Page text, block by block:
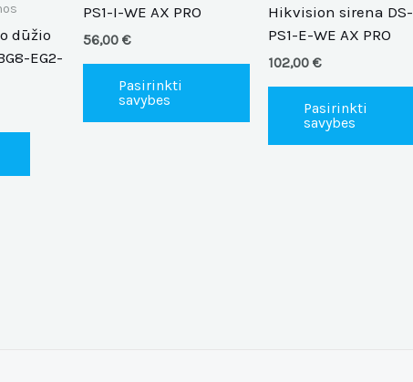
dūžio
EG2-
PS1-I-WE AX PRO
56,00 €
Pasirinkti
savybes
options
may
be
chosen
Hikvision sirena DS-
PS1-E-WE AX PRO
102,00€
Pasirinkti
savybes